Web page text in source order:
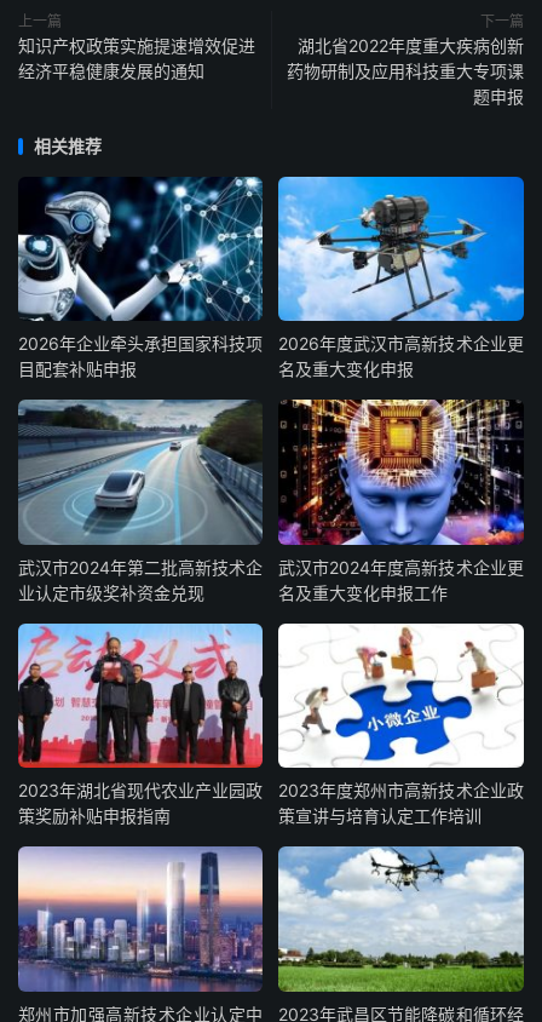
上一篇
知识产权政策实施提速增效促进
经济平稳健康发展的通知
下一篇
湖北省2022年度重大疾病创新
药物研制及应用科技重大专项课
题申报
相关推荐
2026年企业牵头承担国家科技项
目配套补贴申报
2026年度武汉市高新技术企业更
名及重大变化申报
武汉市2024年第二批高新技术企
业认定市级奖补资金兑现
武汉市2024年度高新技术企业更
名及重大变化申报工作
2023年湖北省现代农业产业园政
策奖励补贴申报指南
2023年度郑州市高新技术企业政
策宣讲与培育认定工作培训
郑州市加强高新技术企业认定中
2023年武昌区节能降碳和循环经